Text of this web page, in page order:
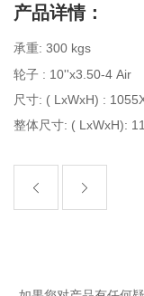
产品详情：
承重: 300 kgs
轮子 : 10''x3.50-4 Air
尺寸: ( LxWxH) :
整体尺寸: ( LxWxH):